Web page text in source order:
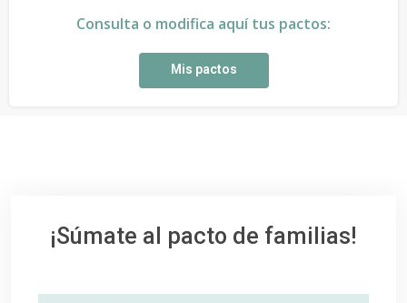
Consulta o modifica aquí tus pactos:
Mis pactos
¡Súmate al pacto de familias!